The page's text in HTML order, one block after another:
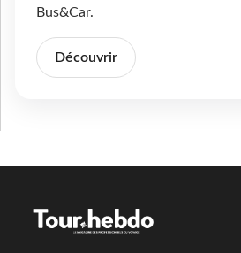
Bus&Car.
Découvrir